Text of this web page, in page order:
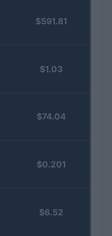
$591.81
$1.03
$74.04
$0.201
$6.52